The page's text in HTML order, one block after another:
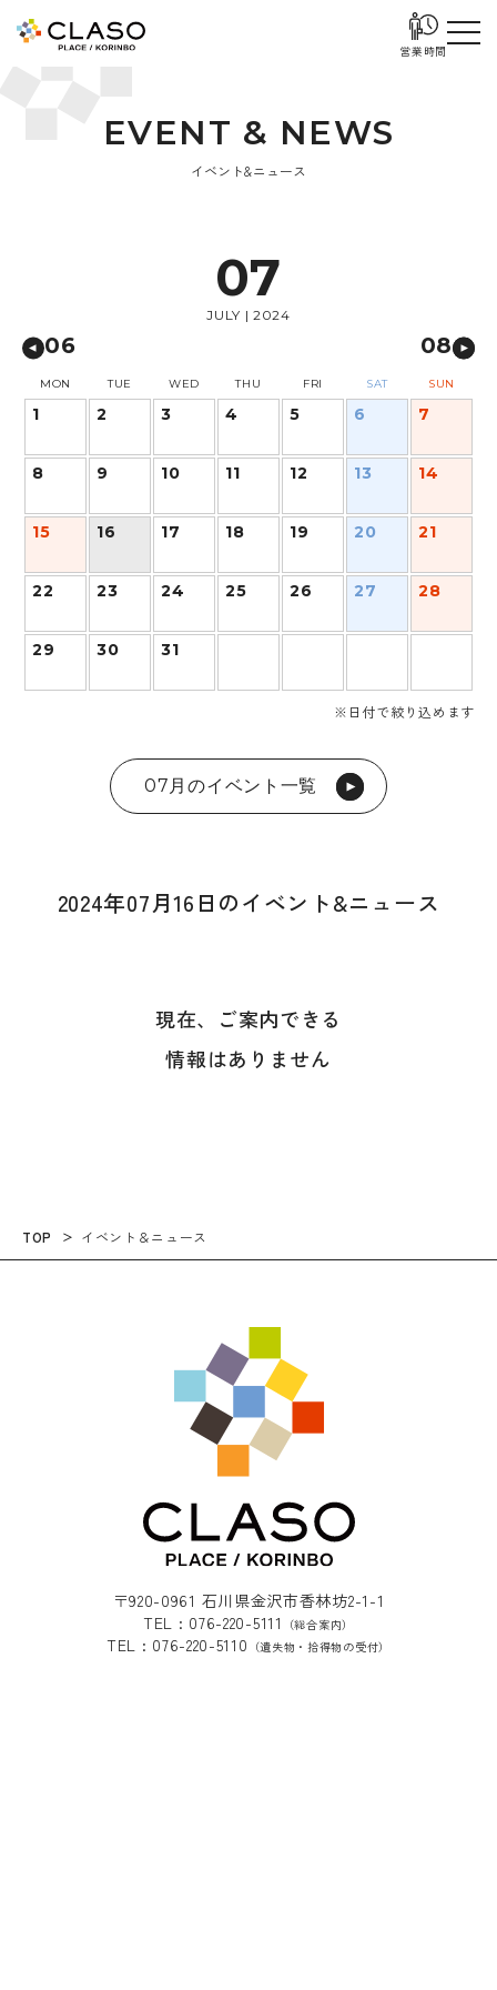
営業時間
EVENT & NEWS
イベント&ニュース
07
JULY | 2024
06 08
MON TUE WED THU FRI SAT SUN
1 2 3 4 5 6 7
8 9 10 11 12 13 14
15 16 17 18 19 20 21
22 23 24 25 26 27 28
29 30 31
※日付で絞り込めます
07月のイベント一覧
2024年07月16日のイベント&ニュース
現在、ご案内できる
情報はありません
TOP イベント＆ニュース
〒920-0961 石川県金沢市香林坊2-1-1
TEL : 076-220-5111
（総合案内）
TEL : 076-220-5110 （遺失物・拾得物の受付）